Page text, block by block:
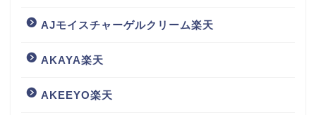
AJモイスチャーゲルクリーム楽天
AKAYA楽天
AKEEYO楽天